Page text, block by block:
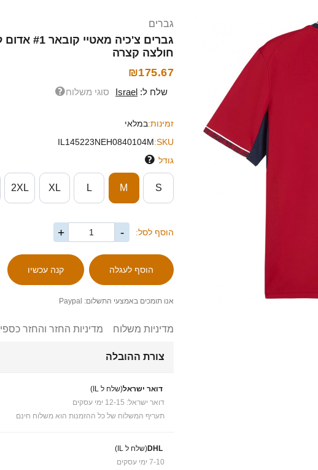
גברים
חולצה קצרה
₪175.67
שלח ל: Israel סוגי משלוח
זמינות:במלאי
SKU:
IL145223NEH0840104M
גודל
S
M
L
XL
2XL
הוסף לסל: -
+
אנו תומכים באמצעי התשלום: Paypal
מדיניות משלוח מדיניות החזר והחזר כספי
צורת ההובלה
דואר ישראל(שלח ל IL)
דואר ישראל: 12-15 ימי עסקים
תעריף המשלוח של כל ההזמנות הוא משלוח חינם
DHL(שלח ל IL)
7-10 ימי עסקים